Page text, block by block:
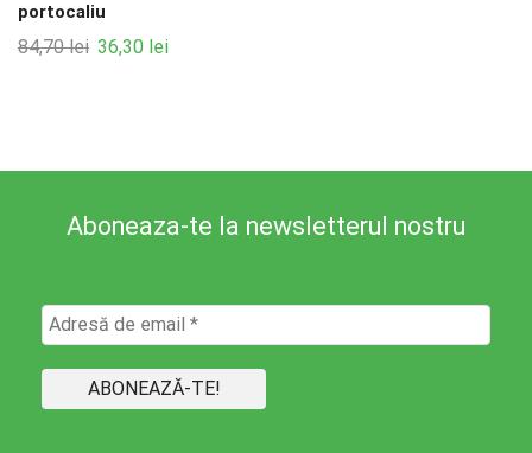
portocaliu
84,70lei Prețul
36,30 leiPrețul
Aboneaza-te la newsletterul nostru